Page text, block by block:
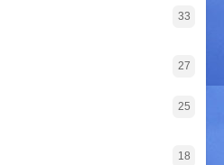
33
27
25
18